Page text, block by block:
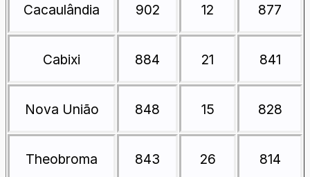
Cacaulândia 902 12 877
Cabixi 884 21 841
Nova União 848 15 828
Theobroma 843 26 814